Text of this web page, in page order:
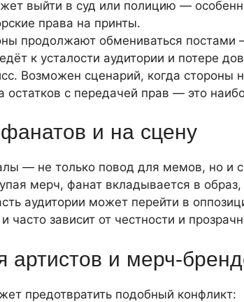
выйти в суд или полицию —
права на принты.
продолжают обмениваться постами
к усталости аудитории и потере
Возможен сценарий, когда стороны
остатков с передачей прав — это
и на сцену
— не только повод для мемов, но и
мерч, фанат вкладывается в образ,
аудитории может перейти в
часто зависит от честности и
и
предотвратить подобный конфликт: